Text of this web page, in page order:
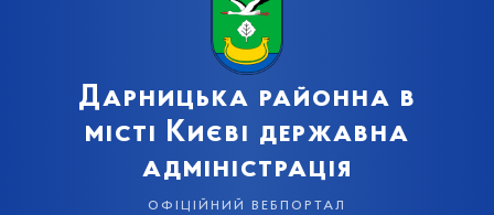
Дарницька районна в
місті Києві державна
адміністрація
офіційний вебпортал